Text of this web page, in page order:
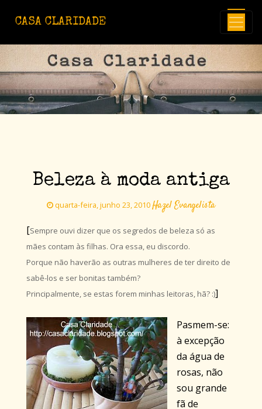
CASA CLARIDADE
Beleza à moda antiga
quarta-feira, junho 23, 2010Hazel Evangelista
[Sempre ouvi dizer que os segredos de beleza só as
mães contam às filhas. Ora essa, eu discordo.
Porque não haverão as outras mulheres de ter direito de
sabê-los e ser bonitas também?
Principalmente, se estas forem minhas leitoras, hã? :)]
Pasmem-se:
à excepção
da água de
rosas, não
sou grande
fã de